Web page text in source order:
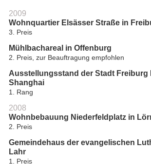
2009
Wohnquartier Elsässer Straße in
3. Preis
Mühlbachareal in Offenburg
2. Preis, zur Beauftragung empfohlen
Ausstellungsstand der Stadt Freiburg
Shanghai
1. Rang
2008
Wohnbebauung Niederfeldplatz in
2. Preis
Gemeindehaus der evangelischen
Lahr
1. Preis